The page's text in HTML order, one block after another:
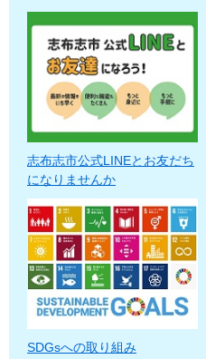
志布志市公式LINEとお友だち
になりませんか
SDGsへの取り組み